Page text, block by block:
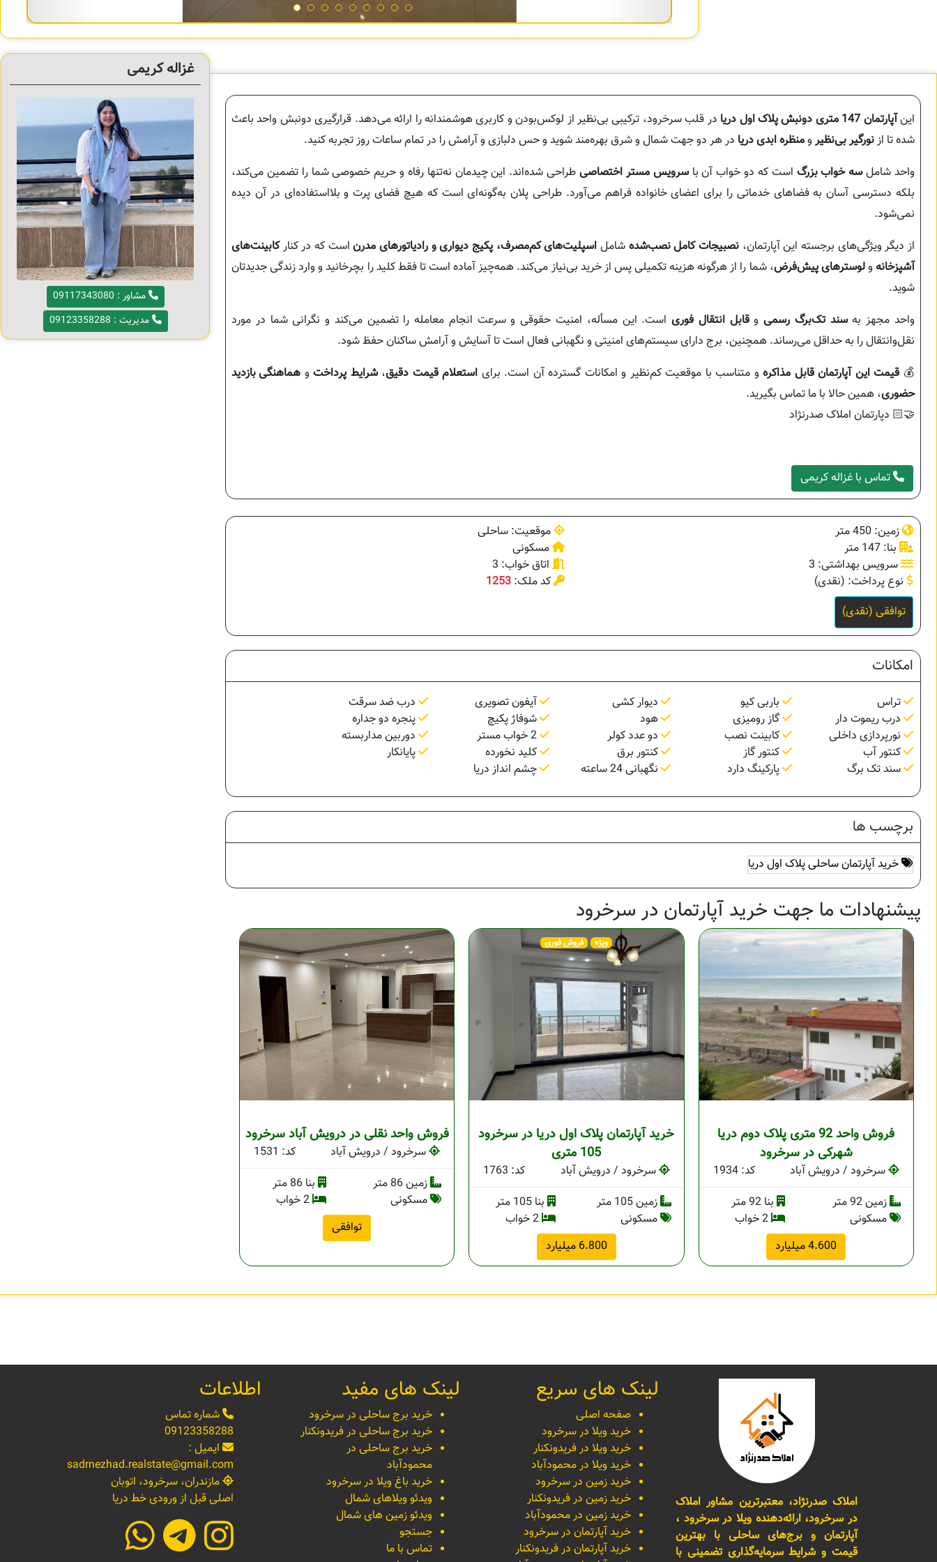
غزاله کریمی
مشاور : 09117343080
مدیریت : 09123358288
اینآپارتمان 147 متری دونبش پلاک اول دریا
در قلب سرخرود، ترکیبی بی‌نظیر از لوکس‌بودن و کاربری هوشمندانه را ارائه می‌دهد. قرارگیری دونبش واحد باعث
شده تا ازنورگیر بی‌نظیر ومنظره ابدی دریا در هر دو جهت شمال و شرق بهره‌مند شوید و حس دلبازی و آرامش را در تمام ساعات روز تجربه کنید.
واحد شامل سه خواب بزرگ است که دو خواب آن باسرویس مستر اختصاصی طراحی شده‌اند. این چیدمان نه‌تنها رفاه و حریم خصوصی شما را تضمین می‌کند،
بلکه دسترسی آسان به فضاهای خدماتی را برای اعضای خانواده فراهم می‌آورد. طراحی پلان به‌گونه‌ای است که هیچ فضای پرت و بلااستفاده‌ای در آن دیده
نمی‌شود.
از دیگر ویژگی‌های برجسته این آپارتمان، نصبیجات کامل نصب‌شده شامل اسپلیت‌های کم‌مصرف، پکیج دیواری و رادیاتورهای مدرناست که در کنارکابینت‌های
آشپزخانهولوسترهای پیش‌فرض، شما را از هرگونه هزینه تکمیلی پس از خرید بی‌نیاز می‌کند. همه‌چیز آماده است تا فقط کلید را بچرخانید و وارد زندگی جدیدتان
شوید.
واحد مجهز بهسند تک‌برگ رسمیوقابل انتقال فوریاست. این مسأله، امنیت حقوقی و سرعت انجام معامله را تضمین می‌کند و نگرانی شما در مورد
نقل‌وانتقال را به حداقل می‌رساند. همچنین، برج دارای سیستم‌های امنیتی و نگهبانی فعال است تا آسایش و آرامش ساکنان حفظ شود.
💰 قیمت این آپارتمان قابل مذاکره و متناسب با موقعیت کم‌نظیر و امکانات گسترده آن است. برای استعلام قیمت دقیق،شرایط پرداخت و هماهنگی بازدید
حضوری، همین حالا با ما تماس بگیرید.
🤝🏻 دپارتمان املاک صدرنژاد
تماس با غزاله کریمی
زمین: 450 متر
موقعیت: ساحلی
بنا: 147 متر
مسکونی
سرویس بهداشتی: 3
اتاق خواب: 3
نوع پرداخت: (نقدی)
کد ملک: 1253
توافقی (نقدی)
امکانات
تراس باربی کیو دیوار کشی آیفون تصویری
درب ضد سرقت
درب ریموت دار
گاز رومیزی هود شوفاژ پکیچ
پنجره دو جداره
نورپردازی داخلی
کابینت نصب دو عدد کولر
دوربین مداربسته
کنتور آب
کنتور گاز کنتور برق کلید نخورده
پایانکار
سند تک برگ
پارکینگ دارد نگهبانی 24 ساعته چشم انداز دریا
برچسب ها
خرید آپارتمان ساحلی پلاک اول دریا
پیشنهادات ما جهت خرید آپارتمان در سرخرود
فروش واحد 92 متری پلاک دوم دریا
شهرکی در سرخرود
سرخرود / درویش آباد
کد: 1934
زمین 92 متر
بنا 92 متر
مسکونی
2 خواب
4.600 میلیارد
ویژه فروش فوری
خرید آپارتمان پلاک اول دریا در سرخرود
105 متری
سرخرود / درویش آباد
کد: 1763
زمین 105 متر
بنا 105 متر
مسکونی
2 خواب
6.800 میلیارد
فروش واحد نقلی در درویش آباد سرخرود
سرخرود / درویش آباد
کد: 1531
زمین 86 متر
بنا 86 متر
مسکونی
2 خواب
توافقی
املاک صدرنژاد، معتبرترین مشاور املاک
در سرخرود، ارائه‌دهنده ویلا در سرخرود ،
آپارتمان و برج‌های ساحلی با بهترین
قیمت و شرایط سرمایه‌گذاری تضمینی با
لینک های سریع
صفحه اصلی
خرید ویلا در سرخرود
خرید ویلا در فریدونکنار
خرید ویلا در محمودآباد
خرید زمین در سرخرود
خرید زمین در فریدونکنار
خرید زمین در محمودآباد
خرید آپارتمان در سرخرود
خرید آپارتمان در فریدونکنار
لینک های مفید
خرید برج ساحلی در سرخرود
خرید برج ساحلی در فریدونکنار
خرید برج ساحلی در
محمودآباد
خرید باغ ویلا در سرخرود
ویدئو ویلاهای شمال
ویدئو زمین های شمال
جستجو
تماس با ما
اطلاعات
شماره تماس
09123358288
ایمیل :
sadrnezhad.realstate@gmail.com
مازندران، سرخرود، اتوبان
اصلی قبل از ورودی خط دریا